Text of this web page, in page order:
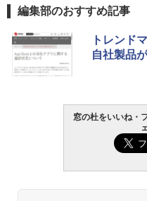
￥
生成AI
￥1,766
AIイラ
出す
ズ (は
￥480
ンチデ
週間持
ない、
書籍リ
編集部のおすすめ記事
トレンド
自社製品
窓の杜をいいね・